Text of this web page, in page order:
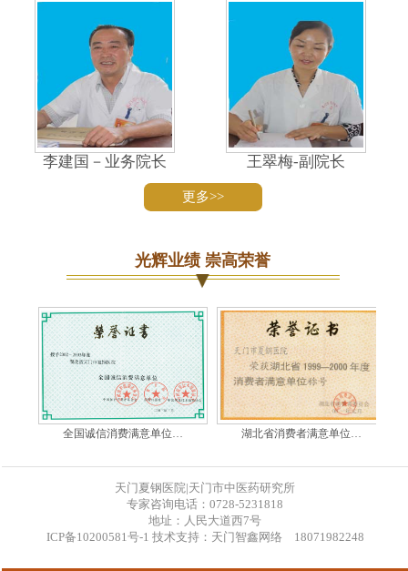
李建国－业务院长 王翠梅-副院长
更多>>
光辉业绩 崇高荣誉
全国诚信消费满意单位… 湖北省消费者满意单位…
天门夏钢医院|天门市中医药研究所
专家咨询电话：0728-5231818
地址：人民大道西7号
ICP备10200581号-1 技术支持：天门智鑫网络 18071982248